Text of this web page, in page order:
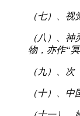
（七）、视
（八）、
物，亦作“冥
（九）、次
（十）、中